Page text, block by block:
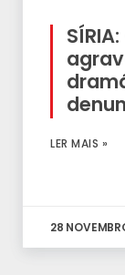
LER MAIS »
28